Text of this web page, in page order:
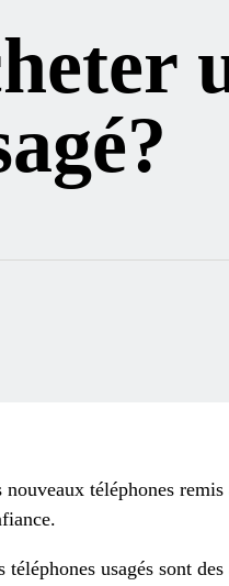
nouveaux téléphones
téléphones usagés sont